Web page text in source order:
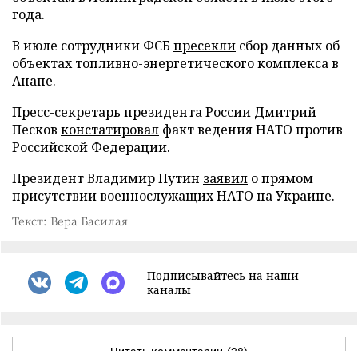
года.
В июле сотрудники ФСБ пресекли сбор данных об
объектах топливно-энергетического комплекса в
Анапе.
Пресс-секретарь президента России Дмитрий
Песков констатировал факт ведения НАТО против
Российской Федерации.
Президент Владимир Путин заявил о прямом
присутствии военнослужащих НАТО на Украине.
Текст: Вера Басилая
Подписывайтесь на наши
каналы